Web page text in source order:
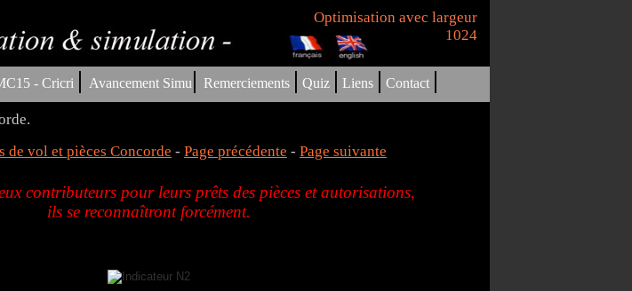
Optimisation avec largeur
1024
- Cricri | Avancement Simu| Remerciements | Quiz | Liens | Contact |
de vol et pièces Concorde - Page précédente - Page suivante
contributeurs pour leurs prêts des pièces et autorisations,
ils se reconnaîtront forcément.